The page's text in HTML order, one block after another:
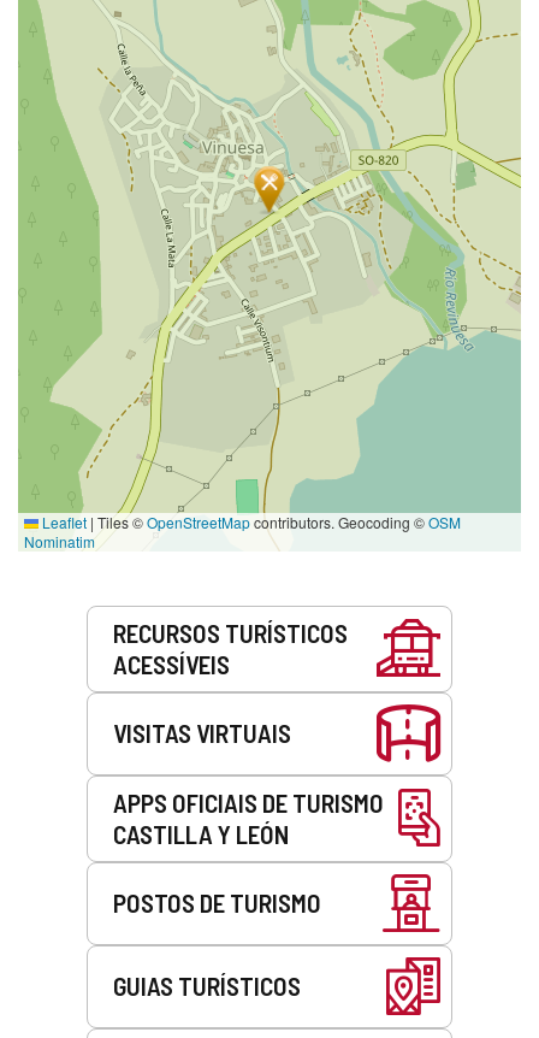
Leaflet | Tiles ©OpenStreetMapcontributors. Geocoding ©OSM
Nominatim
RECURSOS TURÍSTICOS
ACESSÍVEIS
VISITAS VIRTUAIS
APPS OFICIAIS DE TURISMO
CASTILLA Y LEÓN
POSTOS DE TURISMO
GUIAS TURÍSTICOS